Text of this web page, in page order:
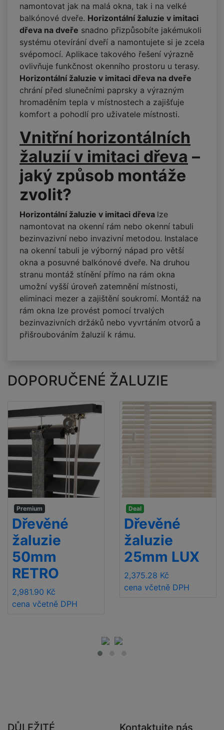
namontovat jak na malá okna, tak i na velké
balkónové dveře. Horizontální žaluzie v imitaci
dřeva na dveře snadno přizpůsobíte jakémukoli
systému otevírání dveří a namontujete si je zcela
svépomocí. Aplikace takového řešení výrazně
ovlivňuje funkčnost okenního prostoru u terasy.
Horizontální žaluzie v imitaci dřeva na dveře
chrání před slunečními paprsky a výrazným
hromaděním tepla v místnostech a zajišťuje
komfort a pohodlí pro uživatele místnosti.
Vnitřní horizontálních
žaluzií v imitaci dřeva –
jaký způsob montáže
zvolit?
Horizontální žaluzie v imitaci dřeva lze
namontovat na okenní rám nebo okenní tabuli
bezinvazivní nebo invazivní metodou. Instalace
na okenní tabuli je výborný nápad pro větší
okna a posuvné balkónové dveře. Na druhou
stranu montáž stínění přímo na rám okna
umožní vyšší úroveň zatemnění místnosti,
eliminaci mezer a zajištění soukromí. Montáž na
rám okna lze provést pomocí trvalých
bezinvazivních držáků nebo vyvrtáním otvorů a
přišroubováním žaluzií k rámu.
DOPORUČENÉ ŽALUZIE
Premium
Dřevěné
žaluzie
50mm
RETRO
2,981.90 Kč
cena včetně DPH
Deal
Dřevěné
žaluzie
25mm LUX
2,375.28 Kč
cena včetně DPH